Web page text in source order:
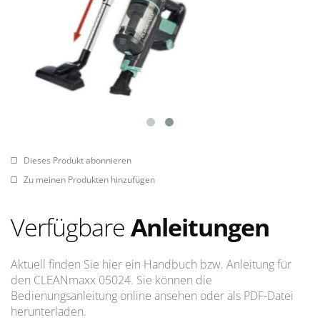
Dieses Produkt abonnieren
Zu meinen Produkten hinzufügen
VerfügbareAnleitungen
Aktuell finden Sie hier ein Handbuch bzw. Anleitung für
den CLEANmaxx 05024. Sie können die
Bedienungsanleitung online ansehen oder als PDF-Datei
herunterladen.